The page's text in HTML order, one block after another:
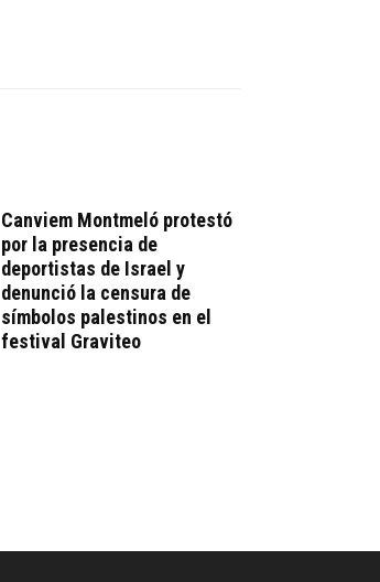
Canviem Montmeló protestó
por la presencia de
deportistas de Israel y
denunció la censura de
símbolos palestinos en el
festival Graviteo